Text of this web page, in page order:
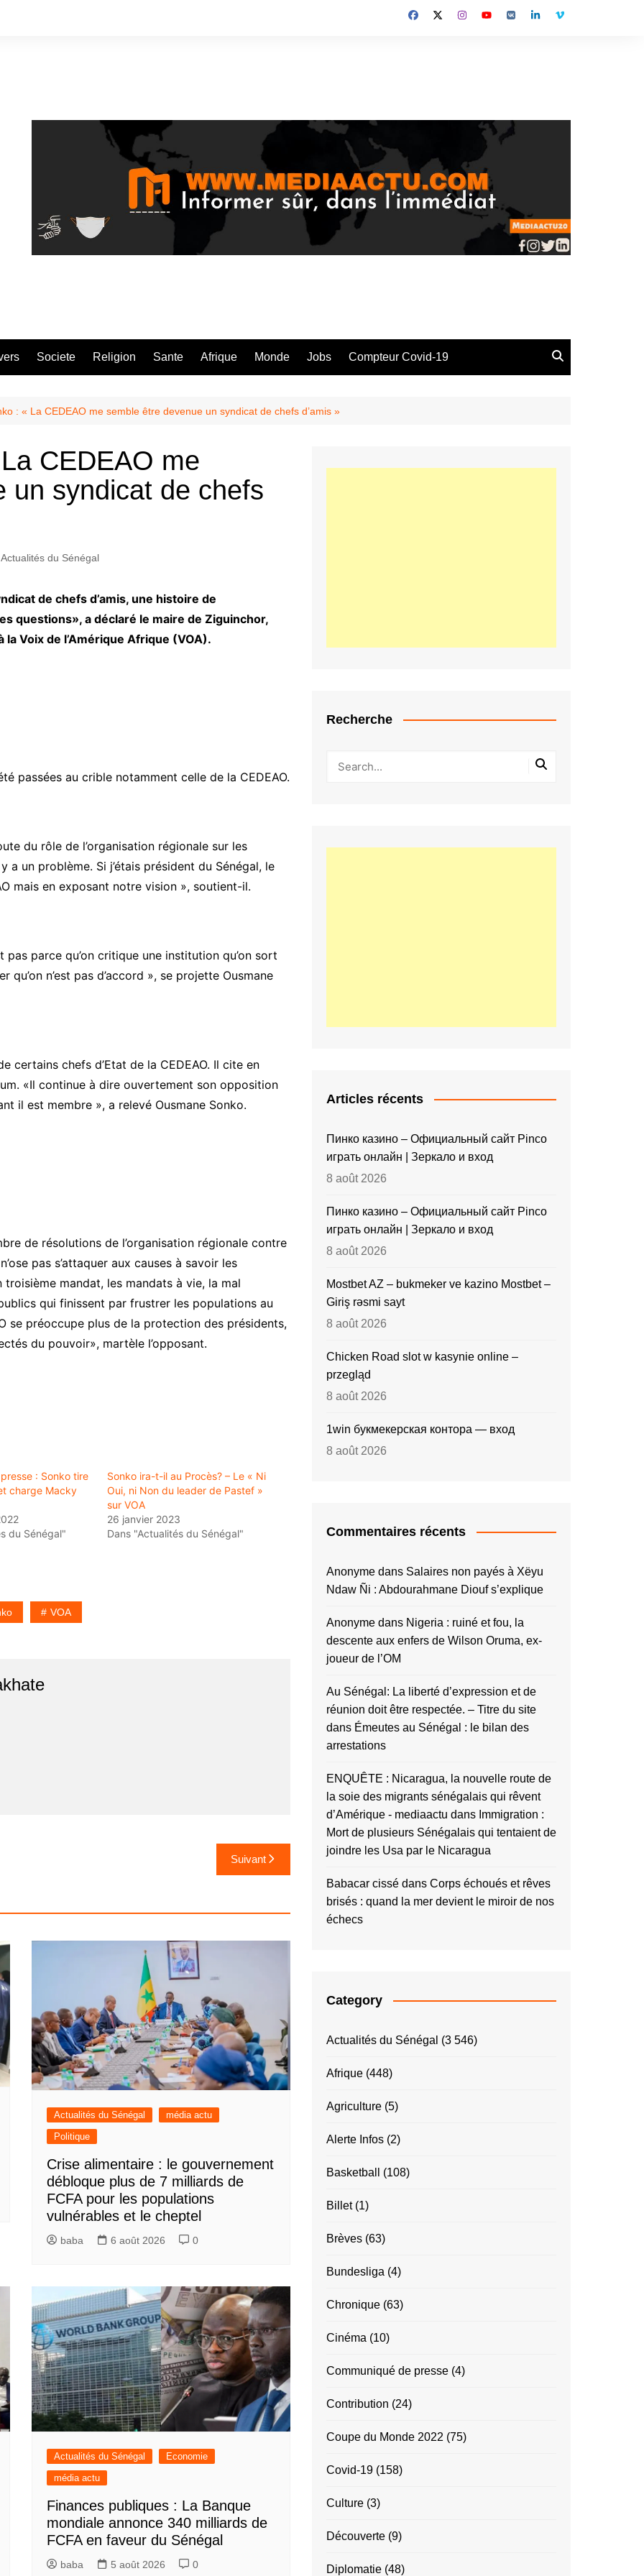
Societe Religion Sante Afrique Monde Jobs Compteur Covid-19
: « La CEDEAO me semble être devenue un syndicat de chefs d’amis »
CEDEAO me
un syndicat de chefs
Actualités du Sénégal
de chefs d’amis, une histoire de
questions», a déclaré le maire de Ziguinchor,
Voix de l’Amérique Afrique (VOA).
passées au crible notamment celle de la CEDEAO.
du rôle de l’organisation régionale sur les
un problème. Si j’étais président du Sénégal, le
mais en exposant notre vision », soutient-il.
parce qu’on critique une institution qu’on sort
n’est pas d’accord », se projette Ousmane
certains chefs d’Etat de la CEDEAO. Il cite en
«Il continue à dire ouvertement son opposition
il est membre », a relevé Ousmane Sonko.
de résolutions de l’organisation régionale contre
pas s’attaquer aux causes à savoir les
mandat, les mandats à vie, la mal
qui finissent par frustrer les populations au
se préoccupe plus de la protection des présidents,
du pouvoir», martèle l’opposant.
: Sonko tire
charge Macky
du Sénégal"
Sonko ira-t-il au Procès? – Le « Ni
Oui, ni Non du leader de Pastef »
sur VOA
26 janvier 2023
Dans "Actualités du Sénégal"
VOA
Suivant
Actualités du Sénégal
média actu
Politique
Crise alimentaire : le gouvernement
débloque plus de 7 milliards de
FCFA pour les populations
vulnérables et le cheptel
baba 6 août 2026 0
Actualités du Sénégal
Economie
média actu
Finances publiques : La Banque
mondiale annonce 340 milliards de
FCFA en faveur du Sénégal
baba 5 août 2026 0
Recherche
Articles récents
Пинко казино – Официальный сайт Pinco
играть онлайн | Зеркало и вход
8 août 2026
Пинко казино – Официальный сайт Pinco
играть онлайн | Зеркало и вход
8 août 2026
Mostbet AZ – bukmeker ve kazino Mostbet –
Giriş rəsmi sayt
8 août 2026
Chicken Road slot w kasynie online –
przegląd
8 août 2026
1win букмекерская контора — вход
8 août 2026
Commentaires récents
Anonyme dans Salaires non payés à Xëyu
Ndaw Ñi : Abdourahmane Diouf s’explique
Anonyme dans Nigeria : ruiné et fou, la
descente aux enfers de Wilson Oruma, ex-
joueur de l’OM
Au Sénégal: La liberté d’expression et de
réunion doit être respectée. – Titre du site
dans Émeutes au Sénégal : le bilan des
arrestations
ENQUÊTE : Nicaragua, la nouvelle route de
la soie des migrants sénégalais qui rêvent
d’Amérique - mediaactu dans Immigration :
Mort de plusieurs Sénégalais qui tentaient de
joindre les Usa par le Nicaragua
Babacar cissé dans Corps échoués et rêves
brisés : quand la mer devient le miroir de nos
échecs
Category
Actualités du Sénégal (3 546)
Afrique (448)
Agriculture (5)
Alerte Infos (2)
Basketball (108)
Billet(1)
Brèves (63)
Bundesliga (4)
Chronique (63)
Cinéma (10)
Communiqué de presse (4)
Contribution (24)
Coupe du Monde 2022 (75)
Covid-19 (158)
Culture (3)
Découverte (9)
Diplomatie (48)